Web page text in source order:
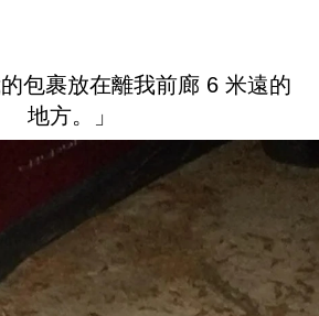
包裹放在離我前廊 6 米遠的
地方。」